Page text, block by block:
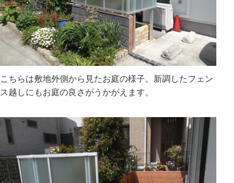
こちらは敷地外側から見たお庭の様子。新調したフェン
ス越しにもお庭の良さがうかがえます。